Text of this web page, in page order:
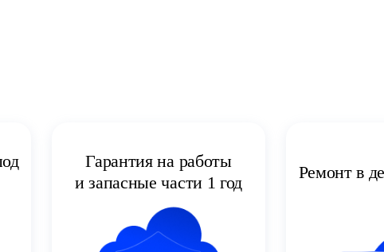
Гарантия на работы
и запасные части 1 год
Ремонт в